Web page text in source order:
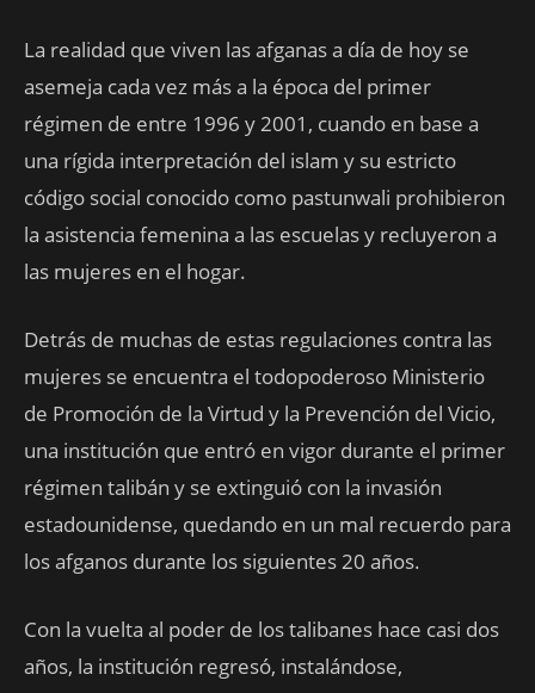
La realidad que viven las afganas a día de hoy se
asemeja cada vez más a la época del primer
régimen de entre 1996 y 2001, cuando en base a
una rígida interpretación del islam y su estricto
código social conocido como pastunwali prohibieron
la asistencia femenina a las escuelas y recluyeron a
las mujeres en el hogar.
Detrás de muchas de estas regulaciones contra las
mujeres se encuentra el todopoderoso Ministerio
de Promoción de la Virtud y la Prevención del Vicio,
una institución que entró en vigor durante el primer
régimen talibán y se extinguió con la invasión
estadounidense, quedando en un mal recuerdo para
los afganos durante los siguientes 20 años.
Con la vuelta al poder de los talibanes hace casi dos
años, la institución regresó, instalándose,